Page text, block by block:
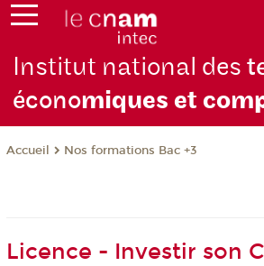
Institut national des
économiques et com
Accueil Nos formations Bac +3
Licence - Investir son